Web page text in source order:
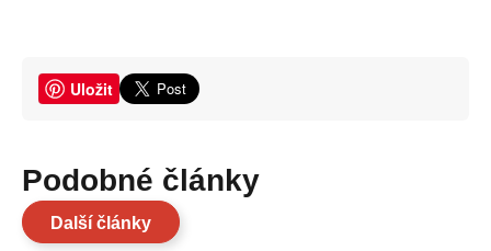
Uložit
Podobné články
Další články